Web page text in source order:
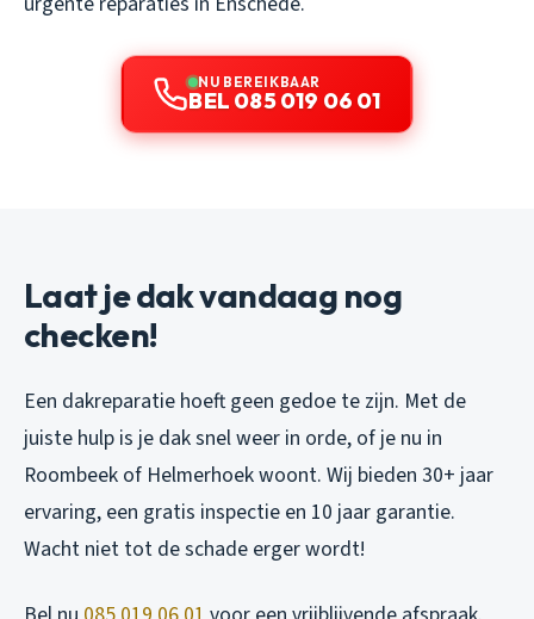
NU BEREIKBAAR
BEL 085 019 06 01
Laat je dak vandaag nog
checken!
Een dakreparatie hoeft geen gedoe te zijn. Met de
juiste hulp is je dak snel weer in orde, of je nu in
Roombeek of Helmerhoek woont. Wij bieden 30+ jaar
ervaring, een gratis inspectie en 10 jaar garantie.
Wacht niet tot de schade erger wordt!